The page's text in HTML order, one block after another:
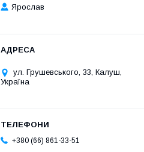
Ярослав
ул. Грушевського, 33, Калуш,
Україна
+380 (66) 861-33-51